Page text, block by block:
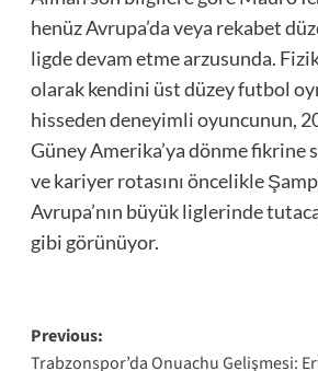
henüz Avrupa’da veya rekabet
ligde devam etme arzusunda.
olarak kendini üst düzey futbol
hisseden deneyimli oyuncunun,
Güney Amerika’ya dönme fikrine
ve kariyer rotasını öncelikle
Avrupa’nın büyük liglerinde
gibi görünüyor.
Post
Previous:
Trabzonspor’da Onuachu Gelişmesi: